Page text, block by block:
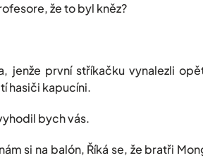
že to byl kněz?
jenže první stříkačku vynalezli
hasiči kapucíni.
bych vás.
si na balón, Říká se, že bratři